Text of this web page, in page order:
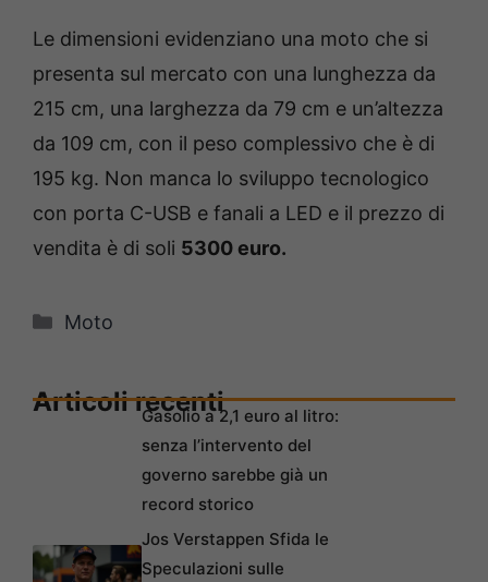
Le dimensioni evidenziano una moto che si
presenta sul mercato con una lunghezza da
215 cm, una larghezza da 79 cm e un’altezza
da 109 cm, con il peso complessivo che è di
195 kg. Non manca lo sviluppo tecnologico
con porta C-USB e fanali a LED e il prezzo di
vendita è di soli 5300 euro.
Categorie
Moto
Articoli recentiGasolio a 2,1 euro al litro:
senza l’intervento del
governo sarebbe già un
record storico
Jos Verstappen Sfida le
Speculazioni sulle